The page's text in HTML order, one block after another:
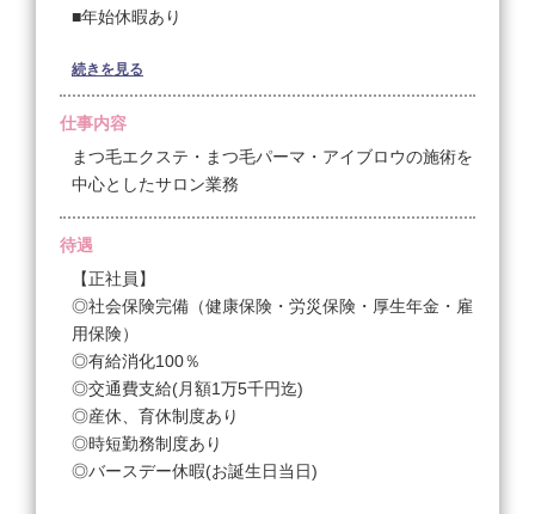
400,000円
【パート｜アルバイト】
◆時給 1,200円〜1,500円
☆経験者
◎最低保証時給3ヶ月1,300円
・売上60万円以上 47％
◎土日固定休み（月〜金・祝日は出勤）10時〜20時
勤務
最低保障給 6ヶ月間 23万円
・売上30万以上 ４２％
・売上45万以上 ４５％
・売上50万以上 ４６％
・売上60万以上 ４７％
■年始休暇あり
【パート｜アルバイト】
◆シフト制
【業務委託】
◆委託フルタイム
(土日祝関係なく自由に選択OK。店舗の状況により調
◆委託パートタイム
月最大10回休み選択可能
（希望休み最大5回）
続きを見る
仕事内容
まつ毛エクステ・まつ毛パーマ・アイブロウの施術を
中心としたサロン業務
待遇
【正社員】
◎社会保険完備（健康保険・労災保険・厚生年金・雇
用保険）
◎有給消化100％
◎交通費支給(月額1万5千円迄)
◎産休、育休制度あり
◎時短勤務制度あり
◎バースデー休暇(お誕生日当日)